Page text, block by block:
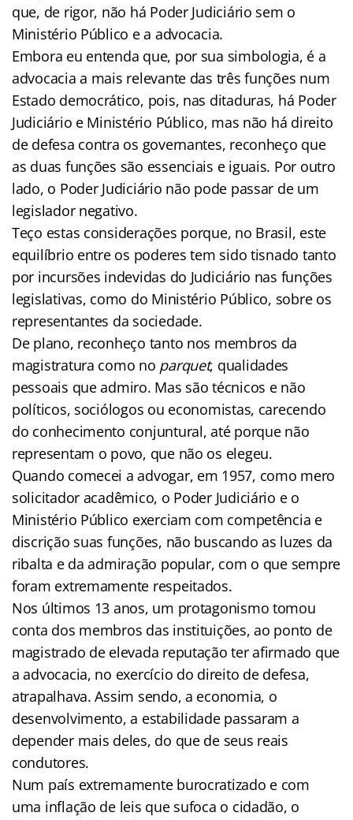
que, de rigor, não há Poder Judiciário sem o
Ministério Público e a advocacia.
Embora eu entenda que, por sua simbologia, é a
advocacia a mais relevante das três funções num
Estado democrático, pois, nas ditaduras, há Poder
Judiciário e Ministério Público, mas não há direito
de defesa contra os governantes, reconheço que
as duas funções são essenciais e iguais. Por outro
lado, o Poder Judiciário não pode passar de um
legislador negativo.
Teço estas considerações porque, no Brasil, este
equilíbrio entre os poderes tem sido tisnado tanto
por incursões indevidas do Judiciário nas funções
legislativas, como do Ministério Público, sobre os
representantes da sociedade.
De plano, reconheço tanto nos membros da
magistratura como no parquet, qualidades
pessoais que admiro. Mas são técnicos e não
políticos, sociólogos ou economistas, carecendo
do conhecimento conjuntural, até porque não
representam o povo, que não os elegeu.
Quando comecei a advogar, em 1957, como mero
solicitador acadêmico, o Poder Judiciário e o
Ministério Público exerciam com competência e
discrição suas funções, não buscando as luzes da
ribalta e da admiração popular, com o que sempre
foram extremamente respeitados.
Nos últimos 13 anos, um protagonismo tomou
conta dos membros das instituições, ao ponto de
magistrado de elevada reputação ter afirmado que
a advocacia, no exercício do direito de defesa,
atrapalhava. Assim sendo, a economia, o
desenvolvimento, a estabilidade passaram a
depender mais deles, do que de seus reais
condutores.
Num país extremamente burocratizado e com
uma inflação de leis que sufoca o cidadão, o